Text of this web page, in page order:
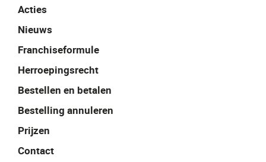
Acties
Nieuws
Franchiseformule
Herroepingsrecht
Bestellen en betalen
Bestelling annuleren
Prijzen
Contact